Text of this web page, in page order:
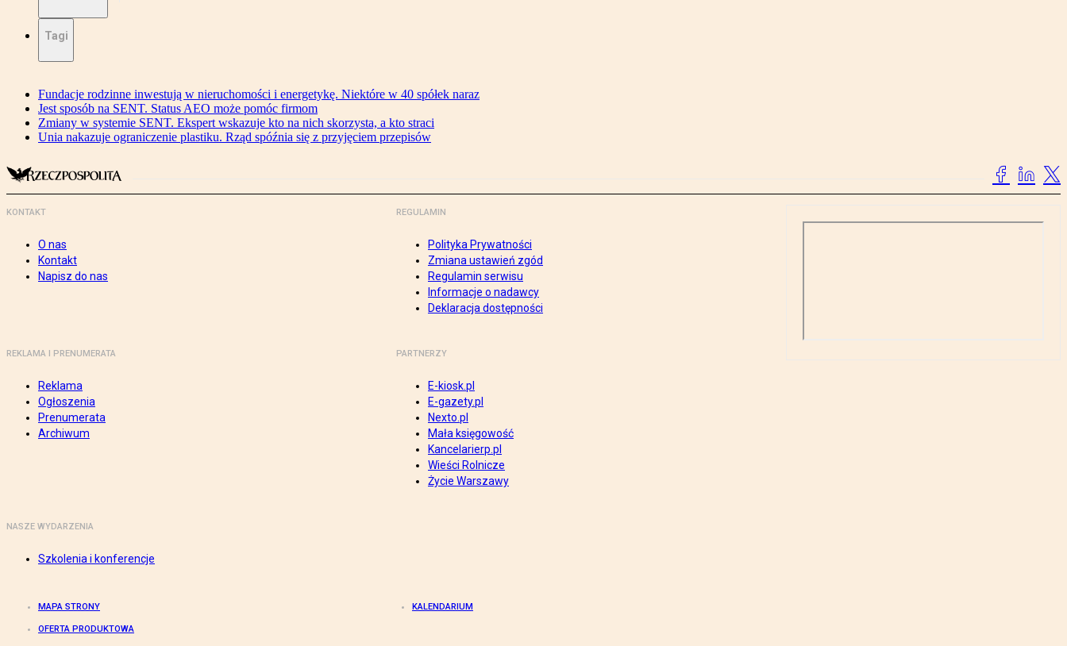
Tagi
Fundacje rodzinne inwestują w nieruchomości i energetykę. Niektóre w 40 spółek naraz
Jest sposób na SENT. Status AEO może pomóc firmom
Zmiany w systemie SENT. Ekspert wskazuje kto na nich skorzysta, a kto straci
Unia nakazuje ograniczenie plastiku. Rząd spóźnia się z przyjęciem przepisów
KONTAKT
O nas
Kontakt
Napisz do nas
REGULAMIN
Polityka Prywatności
Zmiana ustawień zgód
Regulamin serwisu
Informacje o nadawcy
Deklaracja dostępności
REKLAMA I PRENUMERATA
Reklama
Ogłoszenia
Prenumerata
Archiwum
PARTNERZY
E-kiosk.pl
E-gazety.pl
Nexto.pl
Mała księgowość
Kancelarierp.pl
Wieści Rolnicze
Życie Warszawy
NASZE WYDARZENIA
Szkolenia i konferencje
MAPA STRONY KALENDARIUM
OFERTA PRODUKTOWA